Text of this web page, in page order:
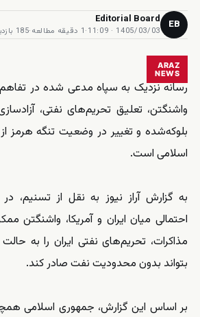
EB
Editorial Board
1405/03/03 · 11:09
·1 دقیقه مطالعه ·185 بازدید
ARAZ
NEWS
رسانه نزدیک به سپاه مدعی شده در تفاهم
واشنگتن، تعلیق تحریم‌های نفتی،
بلوکه‌شده و تغییر در وضعیت تنگه هرمز
اسلامی است.
به گزارش آراز نیوز به نقل از تسنیم،
احتمالی میان ایران و آمریکا، واشنگتن
مذاکرات، تحریم‌های نفتی ایران را به حالت
بتواند بدون محدودیت نفت صادر کند.
بر اساس این گزارش، جمهوری اسلامی